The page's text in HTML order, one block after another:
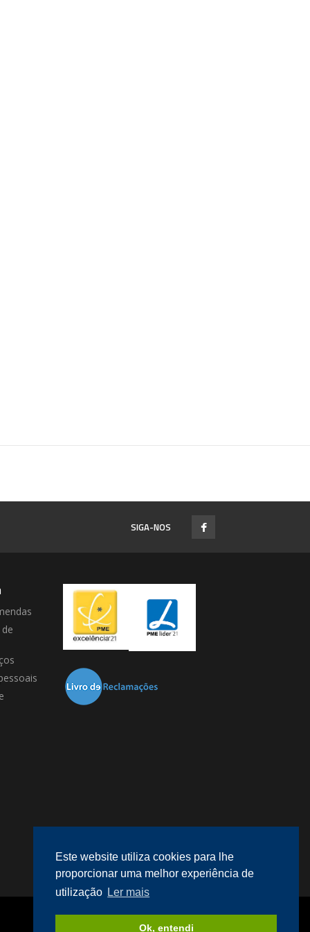
Este website utiliza cookies para lhe
proporcionar uma melhor experiência de
utilização Ler mais
Ok, entendi
SIGA-NOS
Desenvolvido por